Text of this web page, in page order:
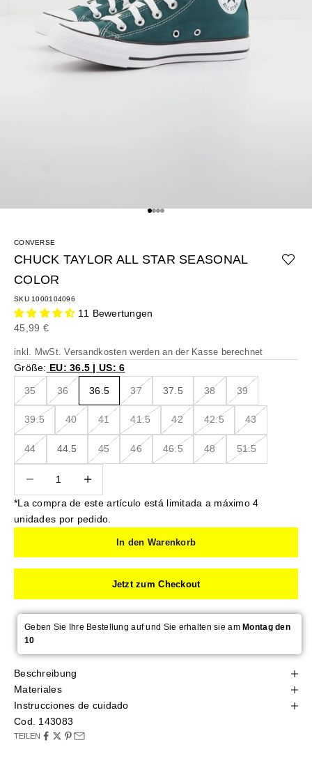
Gehe zu Element 1
Gehe zu Element 2
Gehe zu Element 3
Gehe zu Element 4
CONVERSE
CHUCK TAYLOR ALL STAR SEASONAL
COLOR
SKU 1000104096
11 Bewertungen
Angebot
45,99 €
inkl. MwSt.Versandkosten werden an der Kasse berechnet
Größe: EU: 36.5 | US: 6
35 36 36.5 37 37.5 38 39
39.5 40 41 41.5 42 42.5 43
44 44.5 45 46 46.5 48 51.5
*La compra de este artículo está limitada a máximo 4
unidades por pedido.
In den Warenkorb
Jetzt zum Checkout
Geben Sie Ihre Bestellung auf und Sie erhalten sie am Montag den
10
Beschreibung
Materiales
Instrucciones de cuidado
Cod. 143083
TEILEN